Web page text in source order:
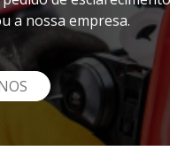
a nossa empresa.